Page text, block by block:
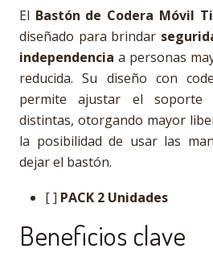
El Bastón de Codera Móvil
diseñado para brindar
independencia a personas
reducida. Su diseño con
permite ajustar el soporte
distintas, otorgando mayor
la posibilidad de usar las
dejar el bastón.
[ ] PACK 2 Unidades
Beneficios clave